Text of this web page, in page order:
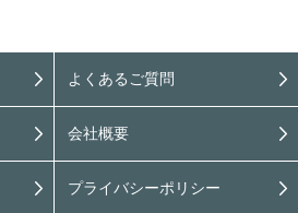
よくあるご質問
会社概要
プライバシーポリシー